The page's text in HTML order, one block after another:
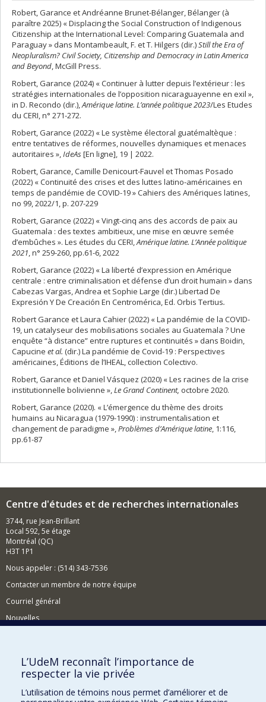
Robert, Garance et Andréanne Brunet-Bélanger, Bélanger (à
paraître 2025) « Displacing the Social Construction of Indigenous
Citizenship at the International Level: Comparing Guatemala and
Paraguay » dans Montambeault, F. et T. Hilgers (dir.)Still the Era of
Neopluralism? Civil Society, Citizenship and Democracy in Latin America
and Beyond, McGill Press.
Robert, Garance (2024) « Continuer à lutter depuis l’extérieur : les
stratégies internationales de l’opposition nicaraguayenne en exil »,
in D. Recondo (dir.),Amérique latine. L’année politique 2023/Les Etudes
du CERI, n° 271-272.
Robert, Garance (2022) « Le système électoral guatémaltèque :
entre tentatives de réformes, nouvelles dynamiques et menaces
autoritaires »,IdeAs[En ligne], 19 | 2022.
Robert, Garance, Camille Denicourt-Fauvel et Thomas Posado
(2022) « Continuité des crises et des luttes latino-américaines en
temps de pandémie de COVID-19 » Cahiers des Amériques latines,
no 99, 2022/1, p. 207-229
Robert, Garance (2022) « Vingt-cinq ans des accords de paix au
Guatemala : des textes ambitieux, une mise en œuvre semée
d’embûches ». Les études du CERI,Amérique latine. L’Année politique
2021, n° 259-260, pp.61-6, 2022
Robert, Garance (2022) « La liberté d’expression en Amérique
centrale : entre criminalisation et défense d’un droit humain » dans
Cabezas Vargas, Andrea et Sophie Large (dir.) Libertad De
Expresión Y De Creación En Centromérica,Ed. Orbis Tertius.
Robert Garance et Laura Cahier (2022) « La pandémie de la COVID-
19, un catalyseur des mobilisations sociales au Guatemala ? Une
enquête “à distance” entre ruptures et continuités » dans Boidin,
Capucine et al. (dir.) La pandémie de Covid-19 : Perspectives
américaines, Éditions de l’IHEAL, collection Colectivo.
Robert, Garance et Daniel Vásquez (2020) « Les racines de la crise
institutionnelle bolivienne »,Le Grand Continent, octobre 2020.
Robert, Garance (2020). « L’émergence du thème des droits
humains au Nicaragua (1979-1990) : instrumentalisation et
changement de paradigme »,Problèmes d’Amérique latine, 1:116,
pp.61-87
Centre d'études et de recherches internationales
3744, rue Jean-Brillant
Local 592, 5e étage
Montréal (QC)
H3T 1P1
Nous appeler : (514) 343-7536
Contacter un membre de notre équipe
Courriel général
Nouvelles
Comment soutenir le CÉRIUM?
BESOIN D'AIDE?
Plan du site
L’UdeM reconnaît l’importance de
respecter la vie privée
L’utilisation de témoins nous permet d’améliorer et de